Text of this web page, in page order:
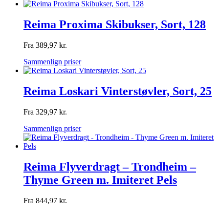
Reima Proxima Skibukser, Sort, 128
Fra 389,97 kr.
Sammenlign priser
Reima Loskari Vinterstøvler, Sort, 25
Fra 329,97 kr.
Sammenlign priser
Reima Flyverdragt – Trondheim –
Thyme Green m. Imiteret Pels
Fra 844,97 kr.